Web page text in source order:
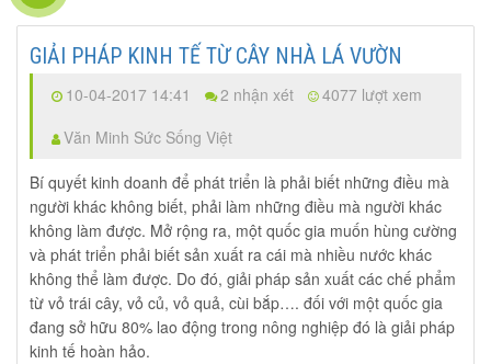
GIẢI PHÁP KINH TẾ TỪ CÂY NHÀ LÁ VƯỜN
10-04-2017 14:41 2 nhận xét
4077 lượt xem
Văn Minh Sức Sống Việt
Bí quyết kinh doanh để phát triển là phải biết những điều mà
người khác không biết, phải làm những điều mà người khác
không làm được. Mở rộng ra, một quốc gia muốn hùng cường
và phát triển phải biết sản xuất ra cái mà nhiều nước khác
không thể làm được. Do đó, giải pháp sản xuất các chế phẩm
từ vỏ trái cây, vỏ củ, vỏ quả, cùi bắp…. đối với một quốc gia
đang sở hữu 80% lao động trong nông nghiệp đó là giải pháp
kinh tế hoàn hảo.